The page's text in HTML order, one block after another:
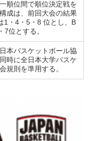
順位間で順位決定戦を
成は、前回大会の結果
1・4・5・8 位とし、B
7位とする。
本バスケットボール協
時に全日本大学バスケ
規則を準用する。